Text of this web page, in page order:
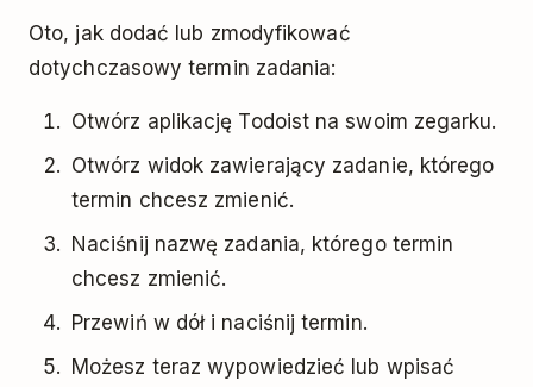
Oto, jak dodać lub zmodyfikować
dotychczasowy termin zadania:
Otwórz aplikację Todoist na swoim zegarku.
Otwórz widok zawierający zadanie, którego
termin chcesz zmienić.
Naciśnij nazwę zadania, którego termin
chcesz zmienić.
Przewiń w dół i naciśnij termin.
Możesz teraz wypowiedzieć lub wpisać